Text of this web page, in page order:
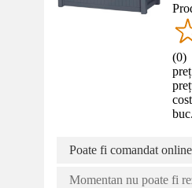
(0)
Poate fi comandat online
Momentan nu poate fi